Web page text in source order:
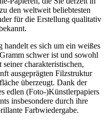
den weltweit beliebtesten
für die Erstellung qualitativ
es sich um ein weißes
schwer ist und sowohl
charakteristischen,
ausgeprägten Filzstruktur
überzeugt. Dank der
edlen (Foto-)Künstlerpapiers
insbesondere durch ihre
Farbwiedergabe.